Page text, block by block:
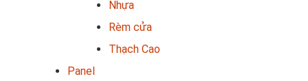
Nhựa
Rèm cửa
Thạch Cao
Panel